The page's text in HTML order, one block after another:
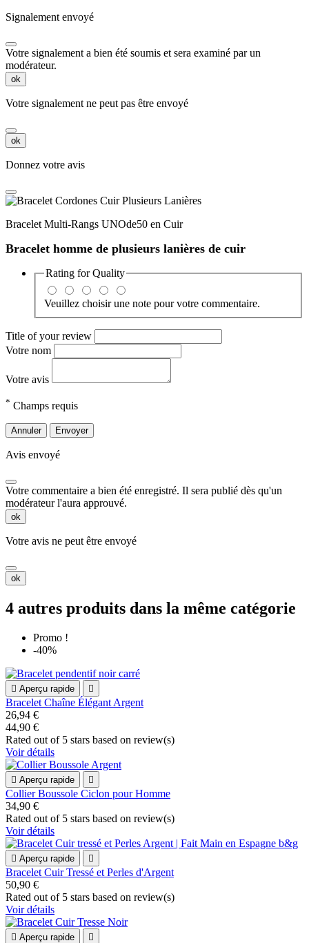
Signalement envoyé
Votre signalement a bien été soumis et sera examiné par un
modérateur.
ok
Votre signalement ne peut pas être envoyé
ok
Donnez votre avis
Bracelet Multi-Rangs UNOde50 en Cuir
Bracelet homme de plusieurs lanières de cuir
Rating forQuality
Veuillez choisir une note pour votre commentaire.
Title of your review
Votre nom
Votre avis
* Champs requis
Annuler Envoyer
Avis envoyé
Votre commentaire a bien été enregistré. Il sera publié dès qu'un
modérateur l'aura approuvé.
ok
Votre avis ne peut être envoyé
ok
4 autres produits dans la même catégorie
Promo !
-40%
 Aperçu rapide 
Bracelet Chaîne Élégant Argent
26,94 €
44,90 €
Rated out of 5 stars based on review(s)
Voir détails
 Aperçu rapide 
Collier Boussole Ciclon pour Homme
34,90 €
Rated out of 5 stars based on review(s)
Voir détails
 Aperçu rapide 
Bracelet Cuir Tressé et Perles d'Argent
50,90 €
Rated out of 5 stars based on review(s)
Voir détails
 Aperçu rapide 